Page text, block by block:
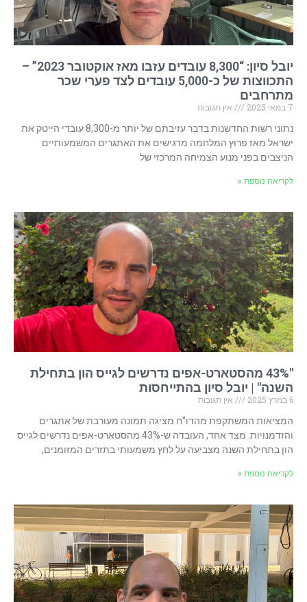
יובל סיון: “8,300 עובדים עזבו מאז אוקטובר 2023” –
התכווצות של כ-5,000 עובדים לצד פערי שכר
מתרחבים
7 במאי 2025
אין תגובות
נתוני רשות החדשנות בדבר עזיבתם של יותר מ-8,300 עובדי הייטק את
ישראל מאז פרוץ המלחמה מדגישים את האתגרים המשמעותיים
הניצבים בפני מנוע הצמיחה המרכזי של
לקריאה נוספת »
"43% מהסטארט-אפים נדרשים לגייס הון בתחילת
השנה" | יובל סיון בהתייחסות
6 במרץ 2025
אין תגובות
המציאות המשתקפת מהדו"ח מציגה תמונה מעורבת של אתגרים
והזדמנויות. מצד אחד, העובדה ש-43% מהסטארט-אפים נדרשים לגייס
הון בתחילת השנה מצביעה על לחץ משמעותי בתזרים המזומנים,
לקריאה נוספת »